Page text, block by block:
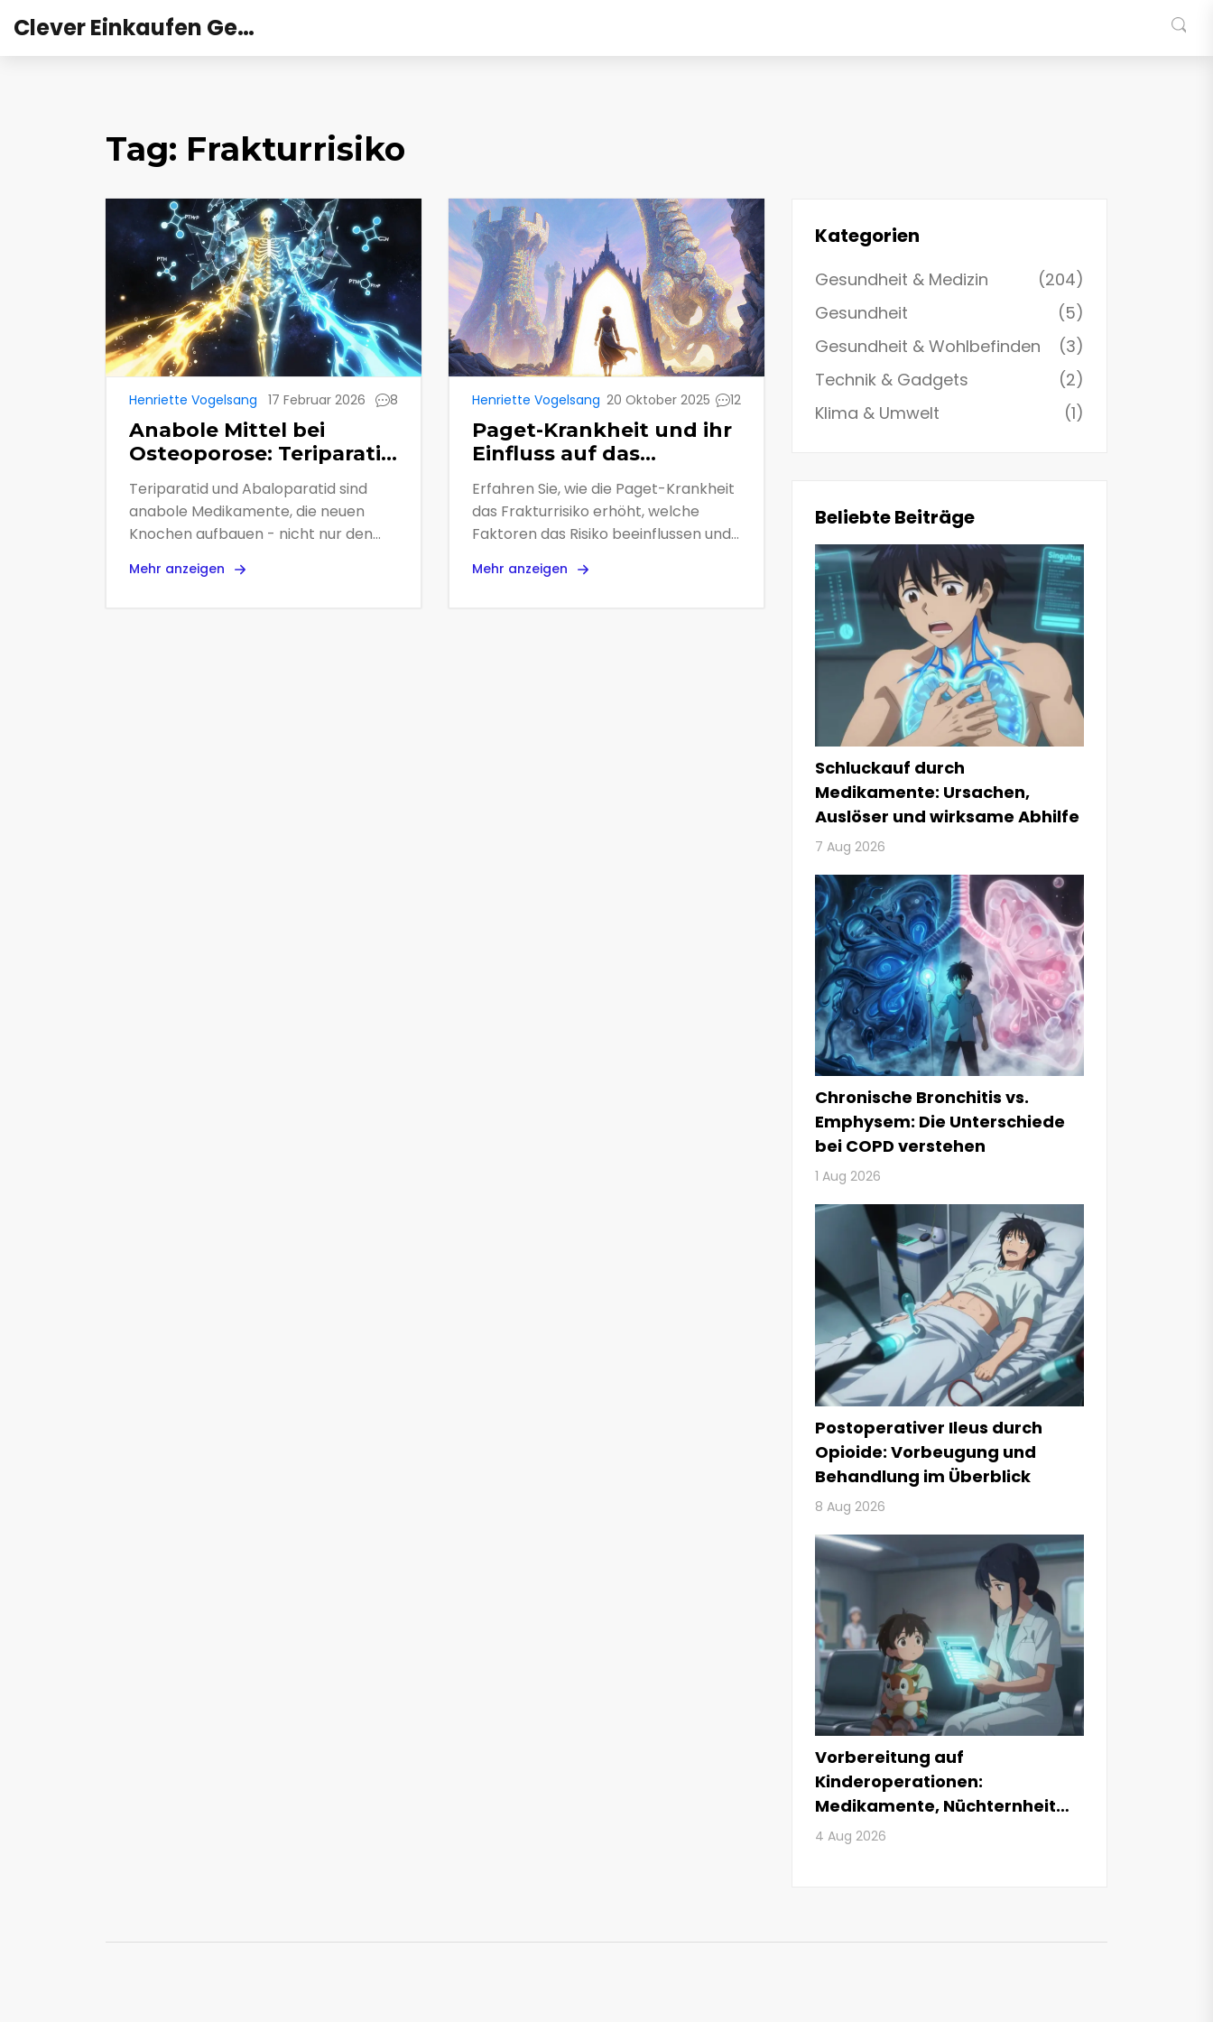
Clever Einkaufen Gesundheit
Tag: Frakturrisiko
Henriette Vogelsang 17 Februar 2026 8
Anabole Mittel bei
Osteoporose: Teriparatid
und Abaloparatid im
Vergleich
Teriparatid und Abaloparatid sind
anabole Medikamente, die neuen
Knochen aufbauen - nicht nur den
stärker an der Hüfte und hat weniger
Mehr anzeigen
Henriette Vogelsang 20 Oktober 2025 12
Paget-Krankheit und ihr
Einfluss auf das
Frakturrisiko - Was
Patienten wissen
müssen
Erfahren Sie, wie die Paget-Krankheit
das Frakturrisiko erhöht, welche
Faktoren das Risiko beeinflussen und
Prävention Knochenbrüche
Mehr anzeigen
Kategorien
Gesundheit & Medizin
(204)
Gesundheit
(5)
Gesundheit & Wohlbefinden
(3)
Technik & Gadgets
(2)
Klima & Umwelt
(1)
Beliebte Beiträge
Schluckauf durch
Medikamente: Ursachen,
Auslöser und wirksame Abhilfe
7 Aug 2026
Chronische Bronchitis vs.
Emphysem: Die Unterschiede
bei COPD verstehen
1 Aug 2026
Postoperativer Ileus durch
Opioide: Vorbeugung und
Behandlung im Überblick
8 Aug 2026
Vorbereitung auf
Kinderoperationen:
Medikamente, Nüchternheit
und Tipps
4 Aug 2026